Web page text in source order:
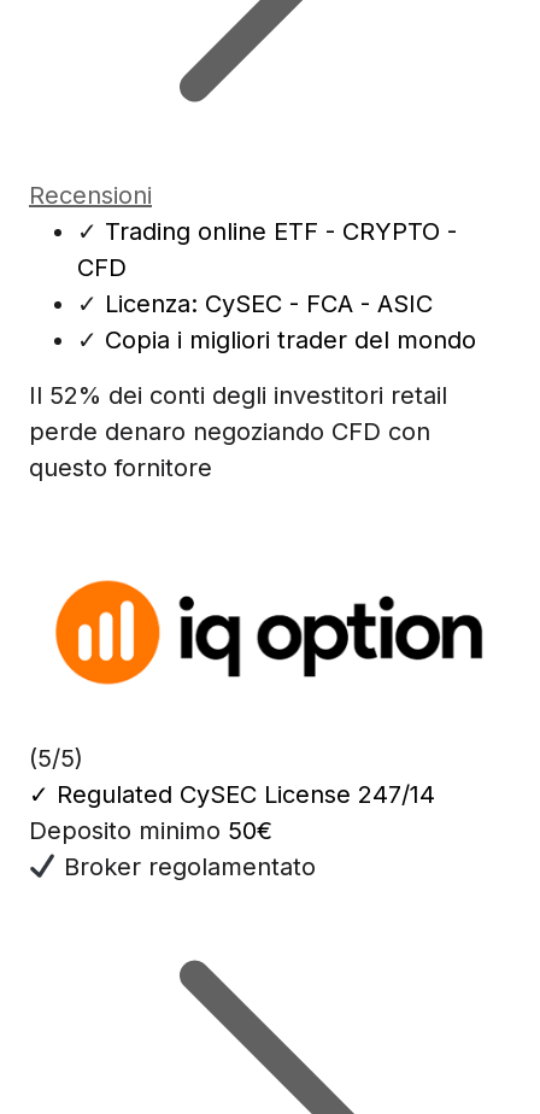
Recensioni
✓ Trading online ETF - CRYPTO -
CFD
✓ Licenza: CySEC - FCA - ASIC
✓ Copia i migliori trader del mondo
Il 52% dei conti degli investitori retail
perde denaro negoziando CFD con
questo fornitore
(5/5)
✓ Regulated CySEC License 247/14
Deposito minimo 50€
Broker regolamentato